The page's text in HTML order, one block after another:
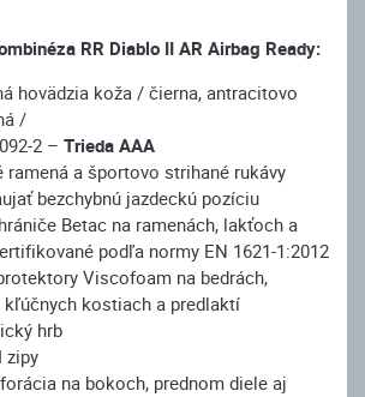
RR Diablo II AR Airbag Ready:
hovädzia koža / čierna, antracitovo
/
2 – Trieda AAA
ramená a športovo strihané rukávy
bezchybnú jazdeckú pozíciu
Betac na ramenách, lakťoch a
podľa normy EN 1621-1:2012
Viscofoam na bedrách,
kostiach a predlaktí
hrb
zipy
na bokoch, prednom diele aj